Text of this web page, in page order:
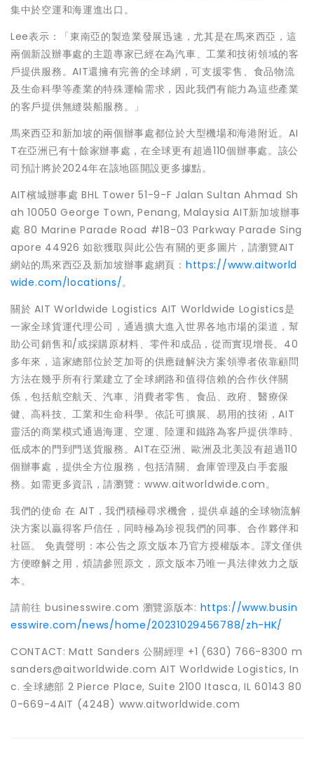
集中於空運和海運進出口。
Lee表示：「東南亞的製造業發展迅速，尤其是在馬來西亞，這
兩個新設辦事處的主題專家已經在為汽車、工業和技術領域的客
戶提供服務。AIT還擁有完善的全球網，可支援零售、食品物流
及生命科學等產業的特殊運輸需求，因此我們有能力為這些產業
的客戶提供無縫裝船服務。」
馬來西亞和新加坡的兩個辦事處都位於大型機場和海港附近。AI
T在亞洲已有十餘家辦事處，在全球更有超過110個辦事處。該公
司預計將於2024年在該地區開設更多據點。
AIT檳城辦事處 BHL Tower 51-9-F Jalan Sultan Ahmad Sh
ah 10050 George Town, Penang, Malaysia AIT新加坡辦事
處 80 Marine Parade Road #18-03 Parkway Parade Sing
apore 44926 如欲獲取與此公告有關的更多圖片，請瀏覽AIT
網站的馬來西亞及新加坡辦事處網頁： https://www.aitworld
wide.com/locations/。
關於 AIT Worldwide Logistics AIT Worldwide Logistics是
一家全球貨運代理公司，通過擴大進入世界各地市場的渠道，幫
助公司銷售和/或採購原材料、零件和成品，從而實現增長。40
多年來，這家總部位於芝加哥的供應鏈解決方案領導者依靠顧問
方法在幾乎所有行業建立了全球網路和值得信賴的合作伙伴關
係，包括航空航天、汽車、消費者零售、食品、政府、醫療保
健、高科技、工業和生命科學。依託可擴展、易用的技術，AIT
靈活的商業模式通過海運、空運、陸運和鐵路為客戶提供準時、
低成本的門到門送貨服務。AIT在亞洲、歐洲及北美設有超過110
個辦事處，提供全方位服務，包括清關、倉庫管理及白手套服
務。如需更多資訊，請瀏覽：www.aitworldwide.com。
我們的使命 在 AIT，我們積極尋求機會，提供卓越的全球物流解
決方案以贏得客戶信任，同時極為珍視我們的同事、合作夥伴和
社區。 免責聲明：本公告之原文版本乃官方授權版本。譯文僅供
方便瞭解之用，煩請參照原文，原文版本乃唯一具法律效力之版
本。
請前往 businesswire.com 瀏覽源版本: https://www.busin
esswire.com/news/home/20231029456788/zh-HK/
CONTACT: Matt Sanders 公關經理 +1 (630) 766-8300 m
sanders@aitworldwide.com AIT Worldwide Logistics, In
c. 全球總部 2 Pierce Place, Suite 2100 Itasca, IL 60143 80
0-669-4AIT (4248) www.aitworldwide.com